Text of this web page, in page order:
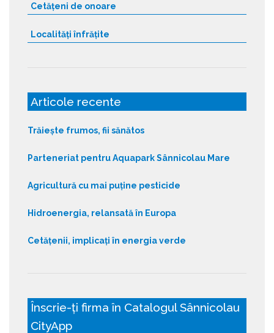
Cetățeni de onoare
Localități înfrățite
Articole recente
Trăiește frumos, fii sănătos
Parteneriat pentru Aquapark Sânnicolau Mare
Agricultură cu mai puține pesticide
Hidroenergia, relansată în Europa
Cetățenii, implicați în energia verde
Înscrie-ți firma în Catalogul Sânnicolau
CityApp